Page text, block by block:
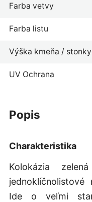
popis
Charakteristika
Kolokázia
Ide o veľmi
Farba vetvy
Farba listu
Výška kmeňa / stonky
UV Ochrana